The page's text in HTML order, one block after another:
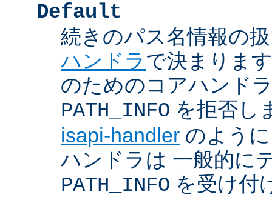
Default
続きのパス名情報の
ハンドラで決まりま
のためのコアハンド
PATH_INFO を拒否し
isapi-handler のよう
ハンドラは 一般的に
PATH_INFO を受け付